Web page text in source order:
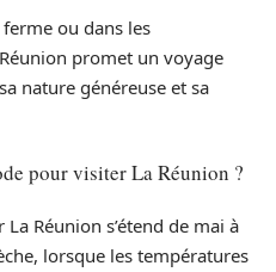
ou dans les
promet un voyage
nature généreuse et sa
pour visiter La Réunion ?
Réunion s’étend de mai à
lorsque les températures